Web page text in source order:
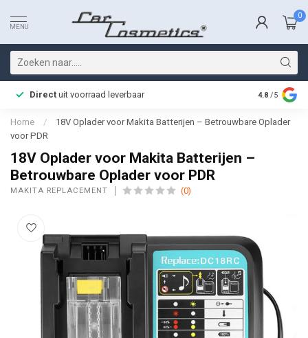
MENU
0
Direct uit voorraad leverbaar Snelle
4.8 /5
Home /
18V Oplader voor Makita Batterijen – Betrouwbare Oplader
voor PDR
18V Oplader voor Makita Batterijen –
Betrouwbare Oplader voor PDR
MAKITA REPLACEMENT (0)